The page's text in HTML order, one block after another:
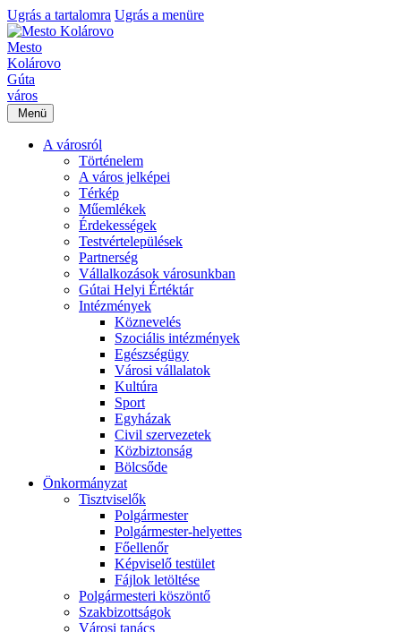
Ugrás a tartalomra Ugrás a menüre
Mesto
Kolárovo
Gúta
város
Menü
A városról
Történelem
A város jelképei
Térkép
Műemlékek
Érdekességek
Testvértelepülések
Partnerség
Vállalkozások városunkban
Gútai Helyi Értéktár
Intézmények
Köznevelés
Szociális intézmények
Egészségügy
Városi vállalatok
Kultúra
Sport
Egyházak
Civil szervezetek
Közbiztonság
Bölcsőde
Önkormányzat
Tisztviselők
Polgármester
Polgármester-helyettes
Főellenőr
Képviselő testület
Fájlok letöltése
Polgármesteri köszöntő
Szakbizottságok
Városi tanács